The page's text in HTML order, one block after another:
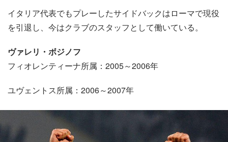
イタリア代表でもプレーしたサイドバックはローマで現役
を引退し、今はクラブのスタッフとして働いている。
ヴァレリ・ボジノフ
フィオレンティーナ所属：2005～2006年
ユヴェントス所属：2006～2007年